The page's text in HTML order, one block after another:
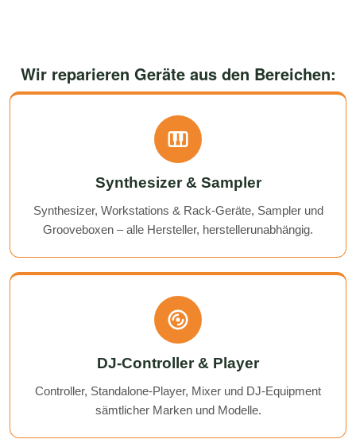
Wir reparieren Geräte aus den Bereichen:
Synthesizer & Sampler
Synthesizer, Workstations & Rack-Geräte, Sampler und
Grooveboxen – alle Hersteller, herstellerunabhängig.
DJ-Controller & Player
Controller, Standalone-Player, Mixer und DJ-Equipment
sämtlicher Marken und Modelle.